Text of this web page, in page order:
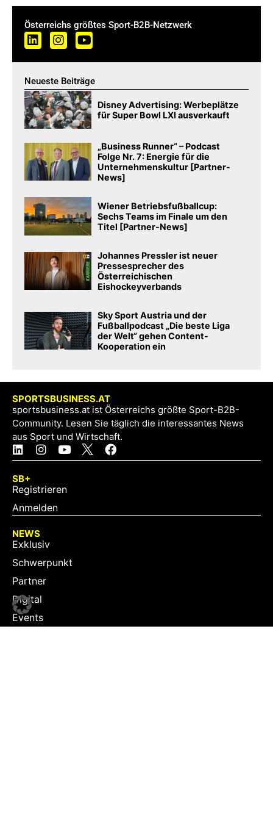
Österreichs größtes Sport-B2B-Netzwerk
Neueste Beiträge
Disney Advertising: Werbeplätze
für Super Bowl LXI ausverkauft
„Business Runner“ – Podcast
Folge Nr. 7: Energie für die
Unternehmenskultur [Partner-
News]
Wiener Betriebsfußballcup:
Sechs Teams im Finale um den
Titel [Partner-News]
Johannes Pressler ist neuer
Pressesprecher des
Österreichischen
Eishockeyverbands
Sky Sport Austria und der
Fußballpodcast „Die beste Liga
der Welt“ gehen Content-
Kooperation ein
SPORTSBUSINESS.AT
sportsbusiness.at ist Österreichs größte Sport-B2B-
Community. Lesen Sie täglich die interessantes News
aus Sport und Wirtschaft.
SB+
Registrieren
Anmelden
NEWS
Exklusiv
Schwerpunkt
Partner
Digital
Events